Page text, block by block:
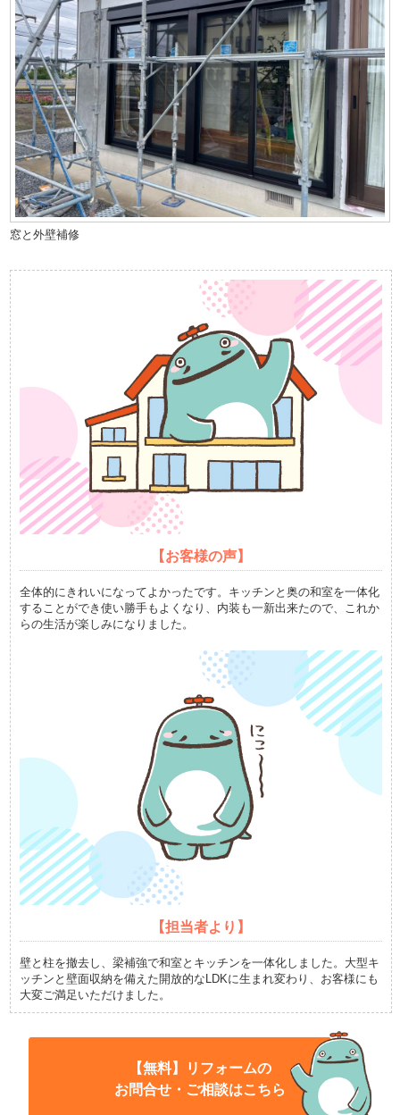
窓と外壁補修
【お客様の声】
全体的にきれいになってよかったです。キッチンと奥の和室を一体化
することができ使い勝手もよくなり、内装も一新出来たので、これか
らの生活が楽しみになりました。
【担当者より】
壁と柱を撤去し、梁補強で和室とキッチンを一体化しました。大型キ
ッチンと壁面収納を備えた開放的なLDKに生まれ変わり、お客様にも
大変ご満足いただけました。
【無料】リフォームの
お問合せ・ご相談はこちら